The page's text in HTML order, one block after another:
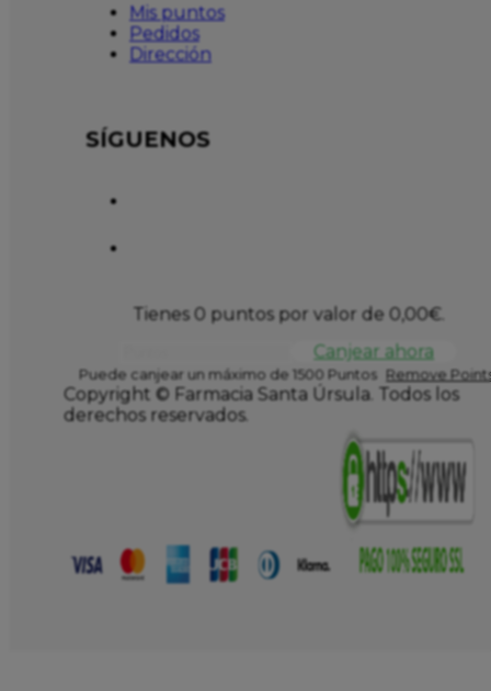
Mis puntos
Pedidos
Dirección
SÍGUENOS
Tienes 0 puntos por valor de 0,00€.
Canjear ahora
Puede canjear un máximo de 1500 Puntos Remove
Copyright © Farmacia Santa Úrsula. Todos los
derechos reservados.